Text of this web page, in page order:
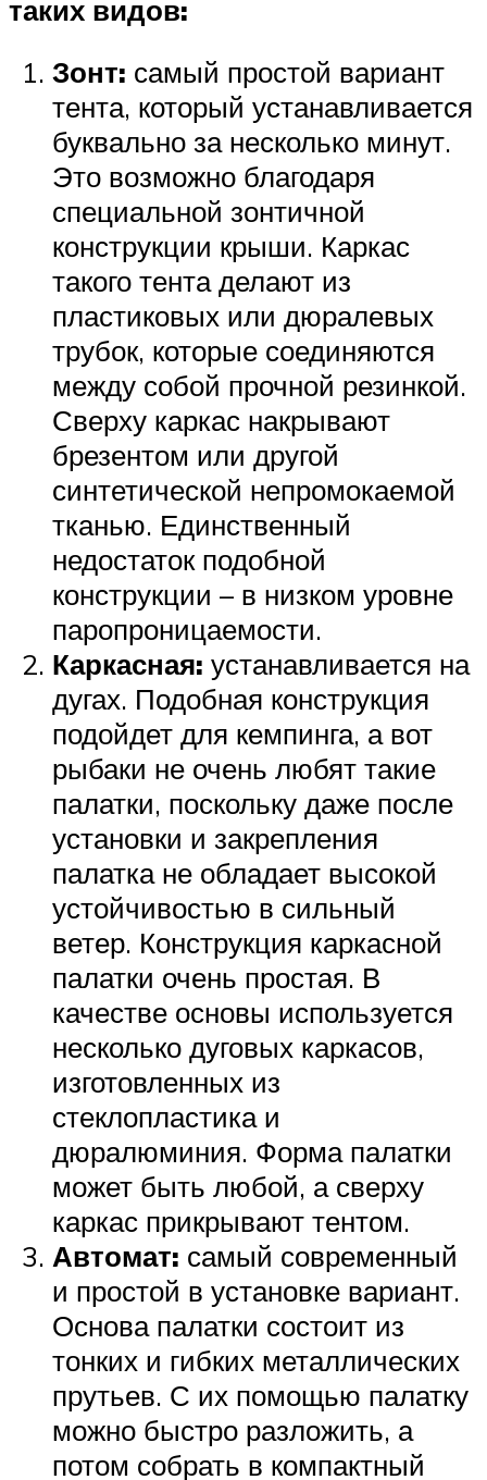
таких видов:
Зонт: самый простой вариант
тента, который устанавливается
буквально за несколько минут.
Это возможно благодаря
специальной зонтичной
конструкции крыши. Каркас
такого тента делают из
пластиковых или дюралевых
трубок, которые соединяются
между собой прочной резинкой.
Сверху каркас накрывают
брезентом или другой
синтетической непромокаемой
тканью. Единственный
недостаток подобной
конструкции – в низком уровне
паропроницаемости.
Каркасная: устанавливается на
дугах. Подобная конструкция
подойдет для кемпинга, а вот
рыбаки не очень любят такие
палатки, поскольку даже после
установки и закрепления
палатка не обладает высокой
устойчивостью в сильный
ветер. Конструкция каркасной
палатки очень простая. В
качестве основы используется
несколько дуговых каркасов,
изготовленных из
стеклопластика и
дюралюминия. Форма палатки
может быть любой, а сверху
каркас прикрывают тентом.
Автомат: самый современный
и простой в установке вариант.
Основа палатки состоит из
тонких и гибких металлических
прутьев. С их помощью палатку
можно быстро разложить, а
потом собрать в компактный